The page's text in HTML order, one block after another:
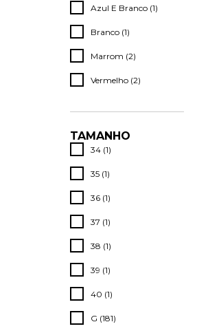
Azul E Branco (1)
Branco (1)
Marrom (2)
Vermelho (2)
TAMANHO
34 (1)
35 (1)
36 (1)
37 (1)
38 (1)
39 (1)
40 (1)
G (181)